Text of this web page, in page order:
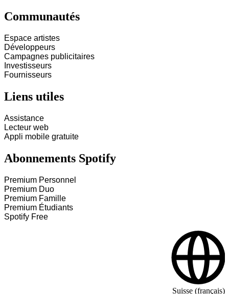
Communautés
Espace artistes
Développeurs
Campagnes publicitaires
Investisseurs
Fournisseurs
Liens utiles
Assistance
Lecteur web
Appli mobile gratuite
Abonnements Spotify
Premium Personnel
Premium Duo
Premium Famille
Premium Étudiants
Spotify Free
Suisse (français)